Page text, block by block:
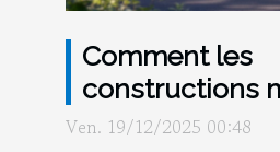
Comment les
constructions
favorisent-elles
Ven. 19/12/2025 00:48